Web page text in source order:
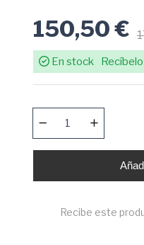
150,50 €
En stock
Recibe este